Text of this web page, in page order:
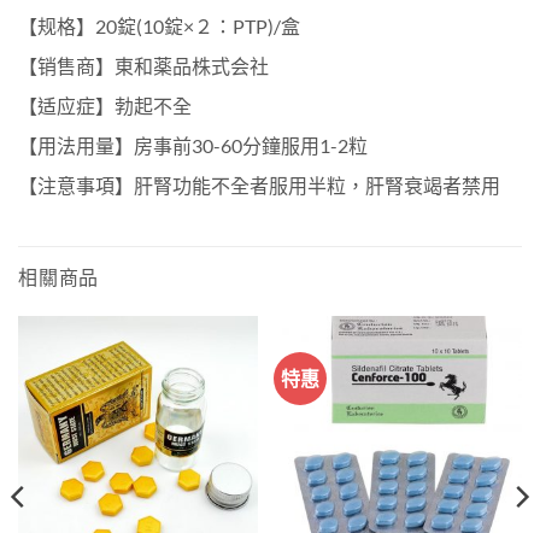
【规格】20錠(10錠×２：PTP)/盒
【销售商】東和薬品株式会社
【适应症】勃起不全
【用法用量】房事前30-60分鐘服用1-2粒
【注意事項】肝腎功能不全者服用半粒，肝腎衰竭者禁用
相關商品
特惠